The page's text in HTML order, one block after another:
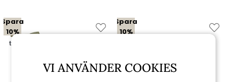
Spara
10%
till 16/8
Spara
10%
VI ANVÄNDER COOKIES